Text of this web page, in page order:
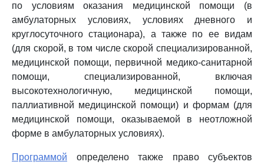
по условиям оказания медицинской помощи (в
амбулаторных условиях, условиях дневного и
круглосуточного стационара), а также по ее видам
(для скорой, в том числе скорой специализированной,
медицинской помощи, первичной медико-санитарной
помощи, специализированной, включая
высокотехнологичную, медицинской помощи,
паллиативной медицинской помощи) и формам (для
медицинской помощи, оказываемой в неотложной
форме в амбулаторных условиях).
Программой определено также право субъектов